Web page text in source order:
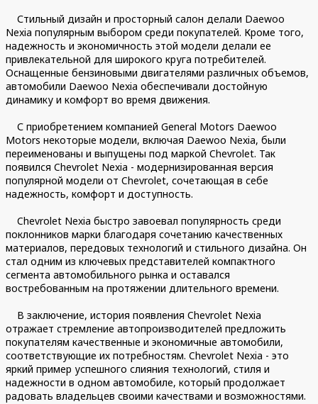
Стильный дизайн и просторный салон делали Daewoo
Nexia популярным выбором среди покупателей. Кроме того,
надежность и экономичность этой модели делали ее
привлекательной для широкого круга потребителей.
Оснащенные бензиновыми двигателями различных объемов,
автомобили Daewoo Nexia обеспечивали достойную
динамику и комфорт во время движения.
С приобретением компанией General Motors Daewoo
Motors некоторые модели, включая Daewoo Nexia, были
переименованы и выпущены под маркой Chevrolet. Так
появился Chevrolet Nexia - модернизированная версия
популярной модели от Chevrolet, сочетающая в себе
надежность, комфорт и доступность.
Chevrolet Nexia быстро завоевал популярность среди
поклонников марки благодаря сочетанию качественных
материалов, передовых технологий и стильного дизайна. Он
стал одним из ключевых представителей компактного
сегмента автомобильного рынка и оставался
востребованным на протяжении длительного времени.
В заключение, история появления Chevrolet Nexia
отражает стремление автопроизводителей предложить
покупателям качественные и экономичные автомобили,
соответствующие их потребностям. Chevrolet Nexia - это
яркий пример успешного слияния технологий, стиля и
надежности в одном автомобиле, который продолжает
радовать владельцев своими качествами и возможностями.